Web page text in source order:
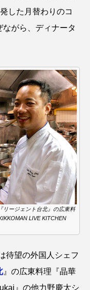
した月替わりのコ
がら、ディナータ
リージェント台北』の広東料
LIVE KITCHEN
待望の外国人シェフ
』の広東料理『晶華
』の他力野慶太シ